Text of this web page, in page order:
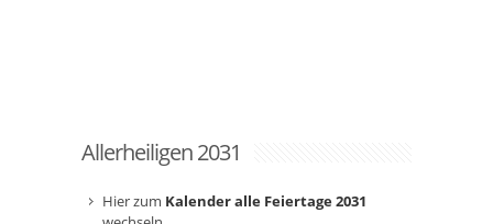
Allerheiligen 2031
Hier zum Kalender alle Feiertage 2031